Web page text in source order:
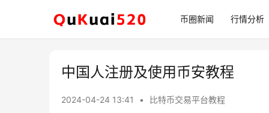
币圈新闻 行情分析
中国人注册及使用币安教程
2024-04-24 13:41 • 比特币交易平台教程